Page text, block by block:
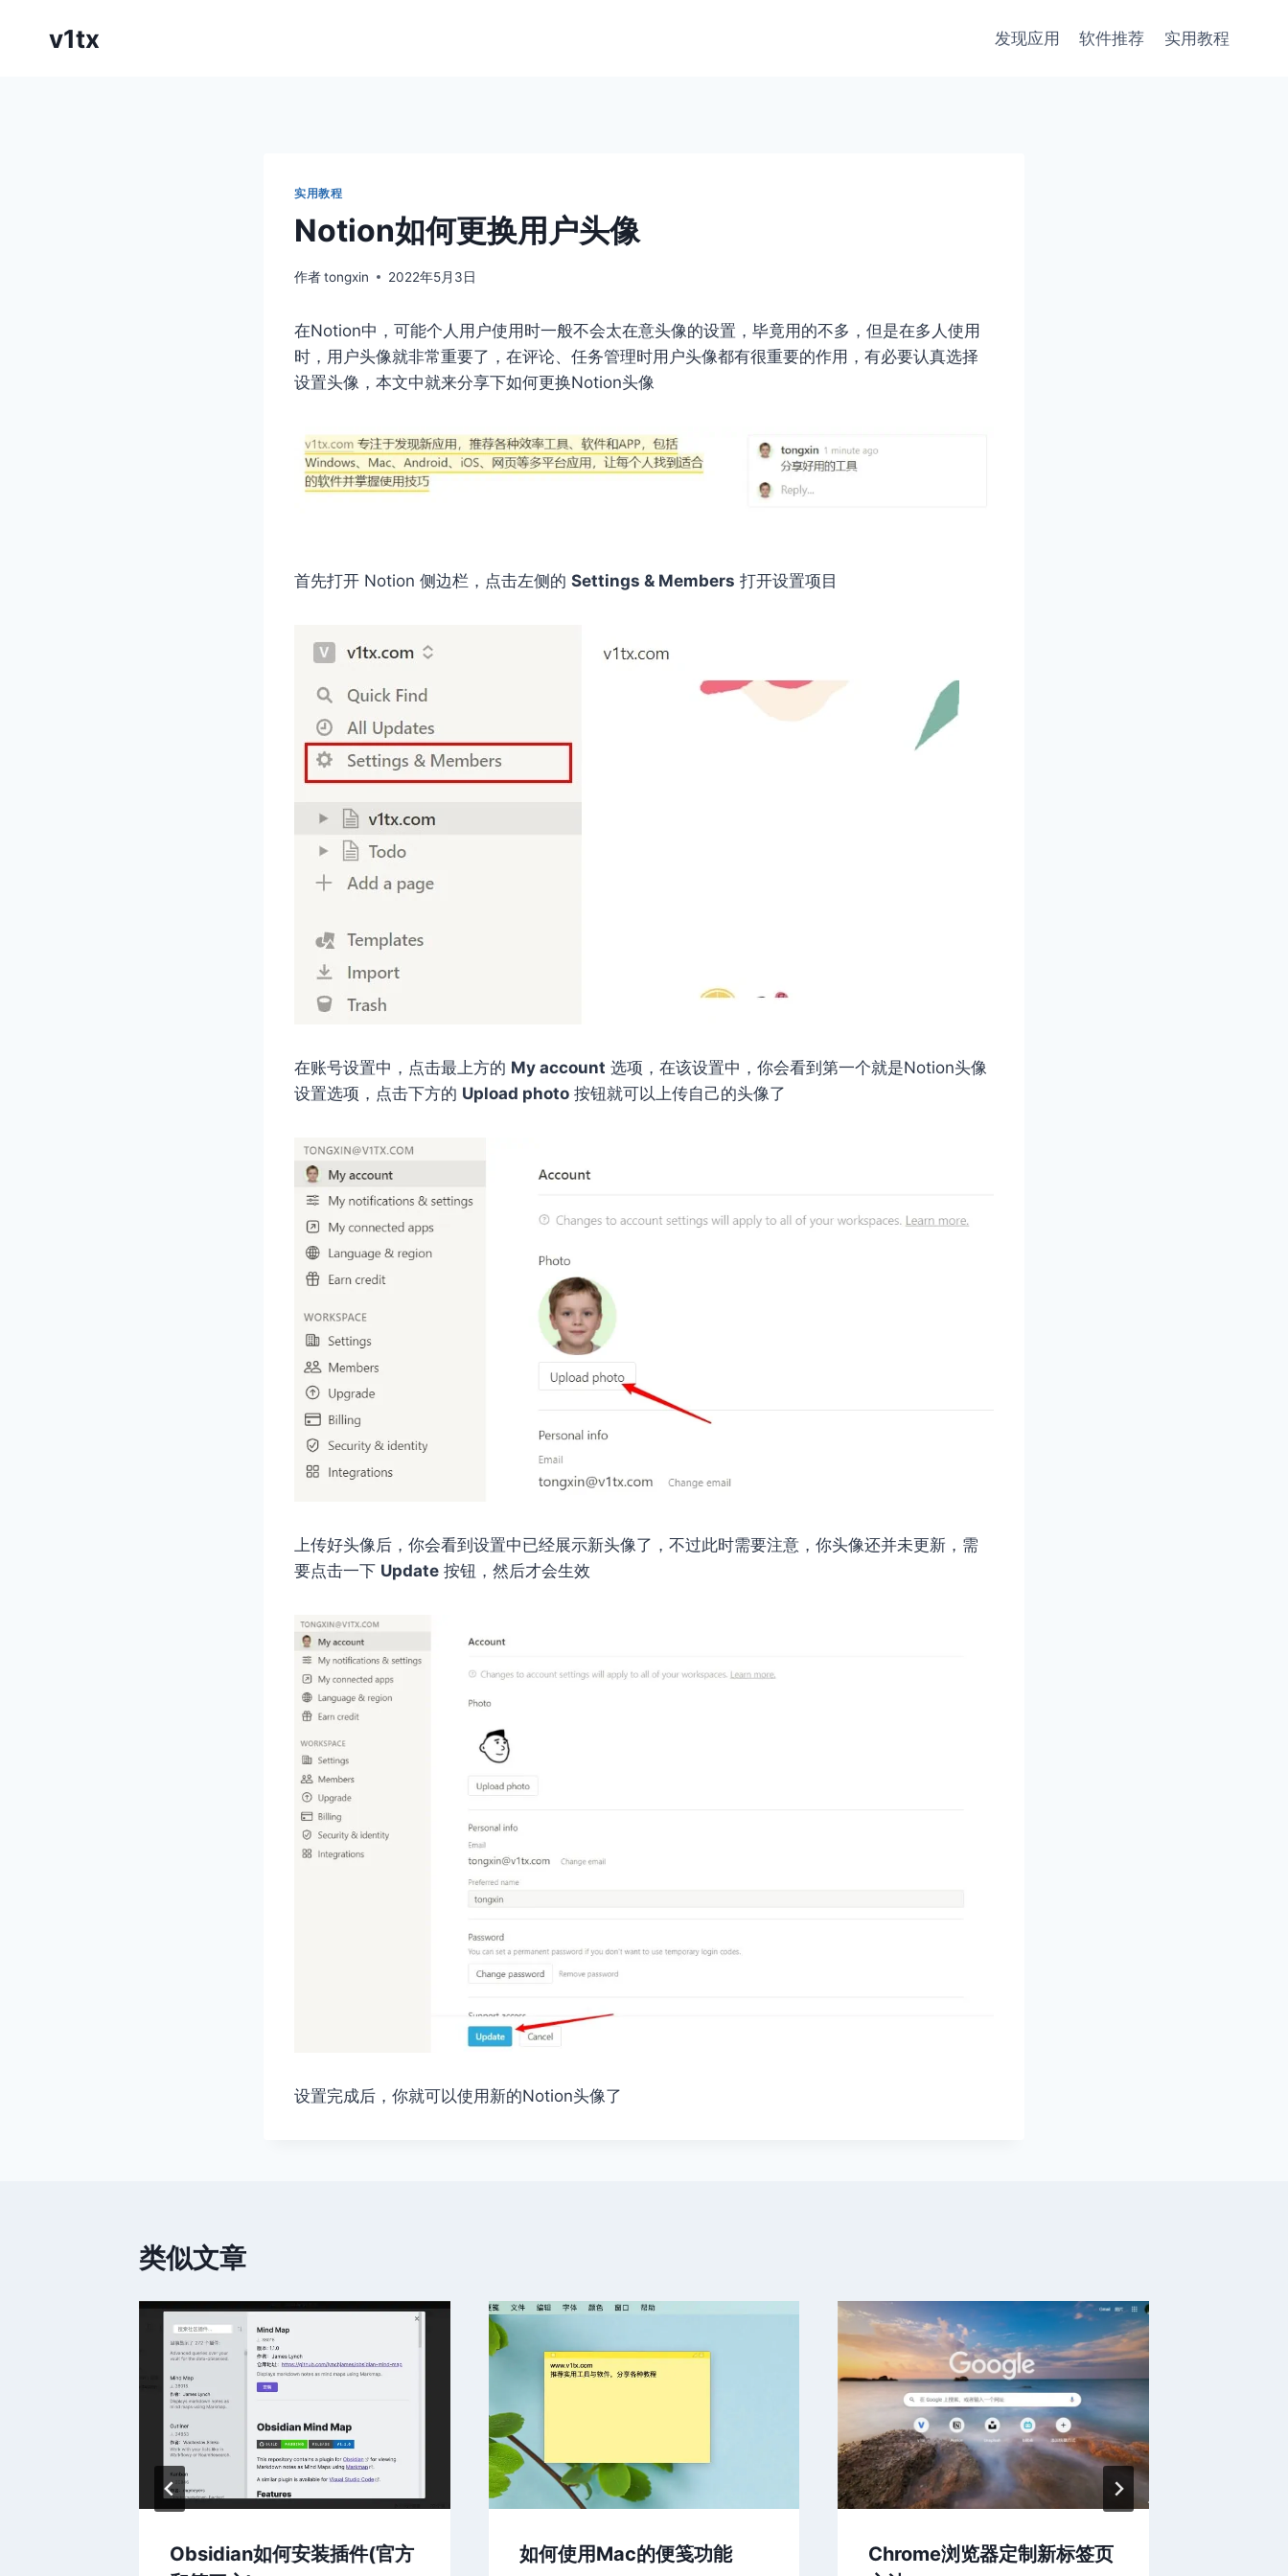
v1tx 发现应用 软件推荐 实用教程
实用教程
Notion如何更换用户头像
作者tongxin 2022年5月3日
在Notion中，可能个人用户使用时一般不会太在意头像的设置，毕竟用的不多，但是在多人使用
时，用户头像就非常重要了，在评论、任务管理时用户头像都有很重要的作用，有必要认真选择
设置头像，本文中就来分享下如何更换Notion头像
首先打开 Notion 侧边栏，点击左侧的 Settings & Members 打开设置项目
在账号设置中，点击最上方的 My account 选项，在该设置中，你会看到第一个就是Notion头像
设置选项，点击下方的 Upload photo 按钮就可以上传自己的头像了
上传好头像后，你会看到设置中已经展示新头像了，不过此时需要注意，你头像还并未更新，需
要点击一下 Update 按钮，然后才会生效
设置完成后，你就可以使用新的Notion头像了
类似文章
Obsidian如何安装插件(官方
如何使用Mac的便笺功能
Chrome浏览器定制新标签页